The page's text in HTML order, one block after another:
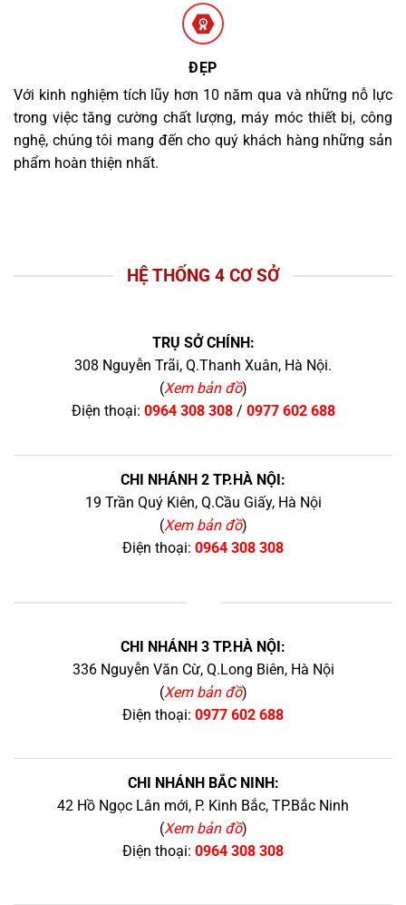
ĐẸP
Với kinh nghiệm tích lũy hơn 10 năm qua và những nỗ lực
trong việc tăng cường chất lượng, máy móc thiết bị, công
nghệ, chúng tôi mang đến cho quý khách hàng những sản
phẩm hoàn thiện nhất.
HỆ THỐNG 4 CƠ SỞ
TRỤ SỞ CHÍNH:
308 Nguyễn Trãi, Q.Thanh Xuân, Hà Nội.
(Xem bản đồ)
Điện thoại: 0964 308 308/ 0977 602 688
CHI NHÁNH 2 TP.HÀ NỘI:
19 Trần Quý Kiên, Q.Cầu Giấy, Hà Nội
(Xem bản đồ)
Điện thoại: 0964 308 308
CHI NHÁNH 3 TP.HÀ NỘI:
336 Nguyễn Văn Cừ, Q.Long Biên, Hà Nội
(Xem bản đồ)
Điện thoại: 0977 602 688
CHI NHÁNH BẮC NINH:
42 Hồ Ngọc Lân mới, P. Kinh Bắc, TP.Bắc Ninh
(Xem bản đồ)
Điện thoại: 0964 308 308